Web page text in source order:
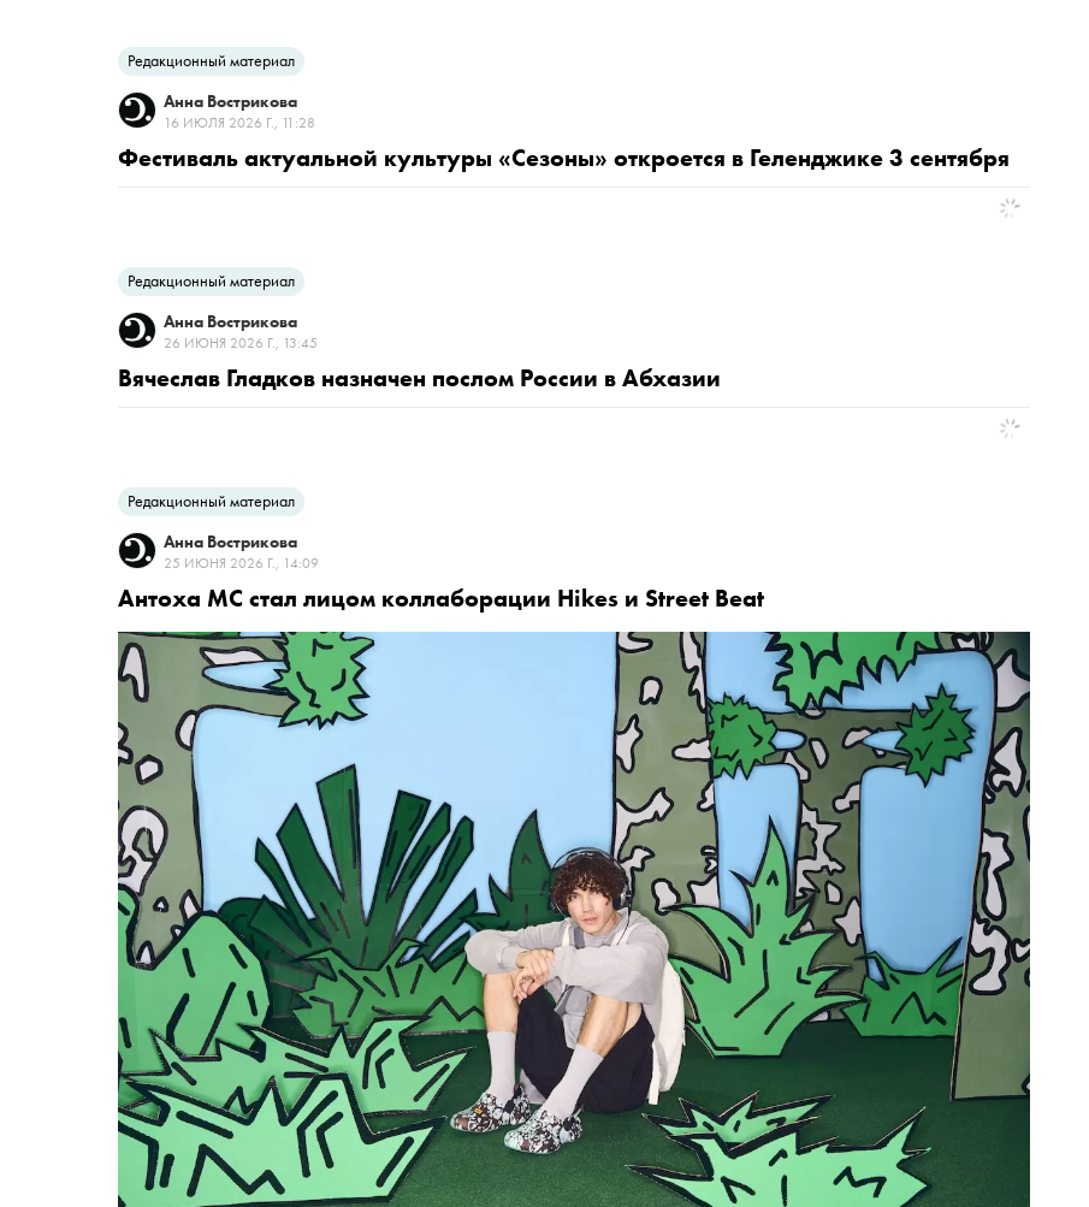
Редакционный материал
Анна Вострикова
16 ИЮЛЯ 2026 Г., 11:28
Фестиваль актуальной культуры «Сезоны» откроется в Геленджике 3 сентября
Редакционный материал
Анна Вострикова
26 ИЮНЯ 2026 Г., 13:45
Вячеслав Гладков назначен послом России в Абхазии
Редакционный материал
Анна Вострикова
25 ИЮНЯ 2026 Г., 14:09
Антоха MC стал лицом коллаборации Hikes и Street Beat